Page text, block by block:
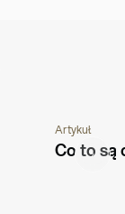
Artykuł
Co to są